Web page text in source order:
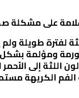
على مشكلة
لفترة طويلة
ومؤلمة
اللثة إلى
الفم الكريهة